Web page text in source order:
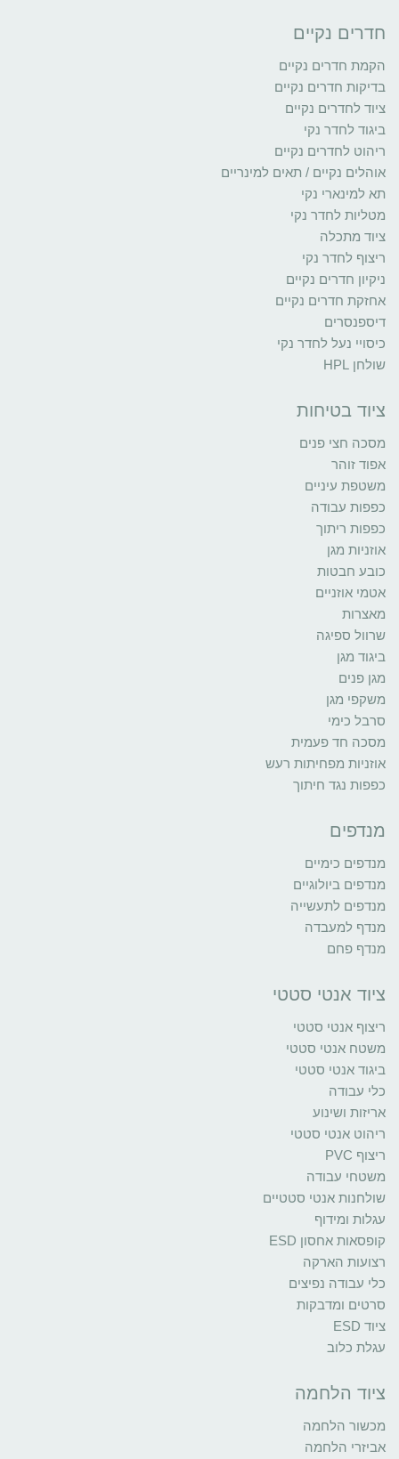
חדרים נקיים
הקמת חדרים נקיים
בדיקות חדרים נקיים
ציוד לחדרים נקיים
ביגוד לחדר נקי
ריהוט לחדרים נקיים
אוהלים נקיים / תאים למינריים
תא למינארי נקי
מטליות לחדר נקי
ציוד מתכלה
ריצוף לחדר נקי
ניקיון חדרים נקיים
אחזקת חדרים נקיים
דיספנסרים
כיסויי נעל לחדר נקי
שולחן HPL
ציוד בטיחות
מסכה חצי פנים
אפוד זוהר
משטפת עיניים
כפפות עבודה
כפפות ריתוך
אוזניות מגן
כובע חבטות
אטמי אוזניים
מאצרות
שרוול ספיגה
ביגוד מגן
מגן פנים
משקפי מגן
סרבל כימי
מסכה חד פעמית
אוזניות מפחיתות רעש
כפפות נגד חיתוך
מנדפים
מנדפים כימיים
מנדפים ביולוגיים
מנדפים לתעשייה
מנדף למעבדה
מנדף פחם
ציוד אנטי סטטי
ריצוף אנטי סטטי
משטח אנטי סטטי
ביגוד אנטי סטטי
כלי עבודה
אריזות ושינוע
ריהוט אנטי סטטי
ריצוף PVC
משטחי עבודה
שולחנות אנטי סטטיים
עגלות ומידוף
קופסאות אחסון ESD
רצועות הארקה
כלי עבודה נפיצים
סרטים ומדבקות
ציוד ESD
עגלת כלוב
ציוד הלחמה
מכשור הלחמה
אביזרי הלחמה